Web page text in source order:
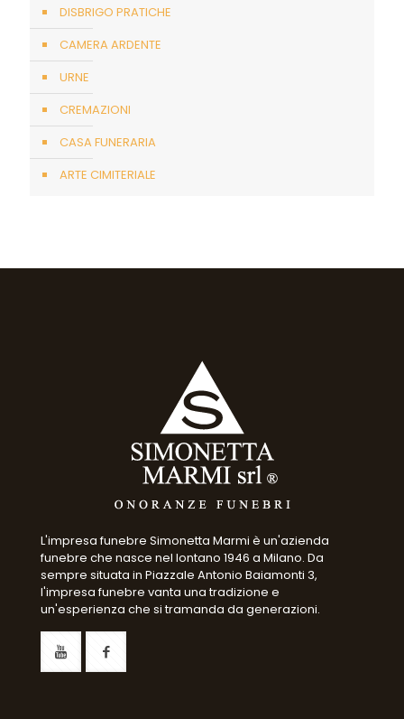
DISBRIGO PRATICHE
CAMERA ARDENTE
URNE
CREMAZIONI
CASA FUNERARIA
ARTE CIMITERIALE
L'impresa funebre Simonetta Marmi è un'azienda
funebre che nasce nel lontano 1946 a Milano. Da
sempre situata in Piazzale Antonio Baiamonti 3,
l'impresa funebre vanta una tradizione e
un'esperienza che si tramanda da generazioni.